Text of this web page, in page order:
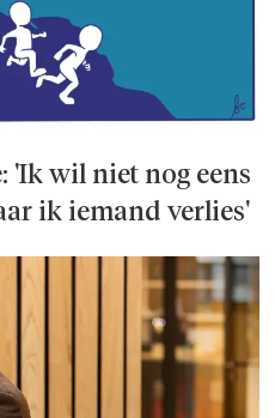
'Ik wil niet nog eens
ik iemand verlies'